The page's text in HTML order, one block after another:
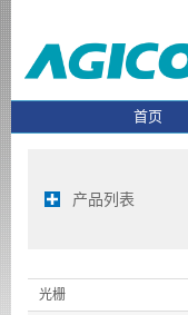
首页
产品列表
光栅